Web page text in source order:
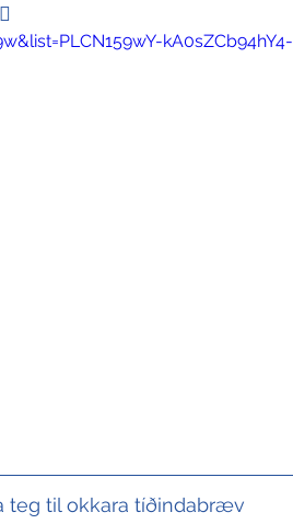
kA0sZCb94hY4-
teg til okkara tíðindabræv